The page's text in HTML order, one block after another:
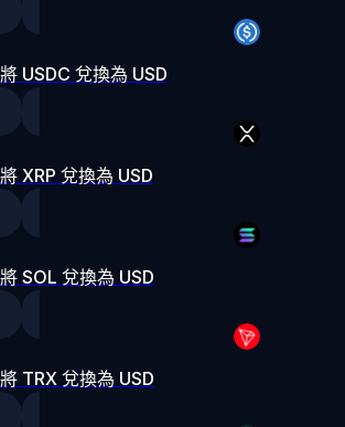
將 USDC 兌換為 USD
將 XRP 兌換為 USD
將 SOL 兌換為 USD
將 TRX 兌換為 USD